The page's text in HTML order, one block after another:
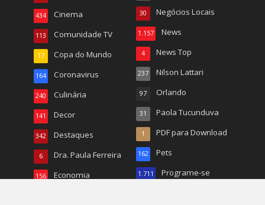
Cinema
434
Comunidade TV
113
Copa do Mundo
17
Coronavirus
164
Culinária
240
Decor
141
Destaques
342
Dra. Paula Ferreira
6
Economia
156
Negócios Locais
30
News
1.157
News Top
4
Nilson Lattari
237
Orlando
97
Paola Tucunduva
31
PDF para Download
1
Pets
162
Programe-se
1.711